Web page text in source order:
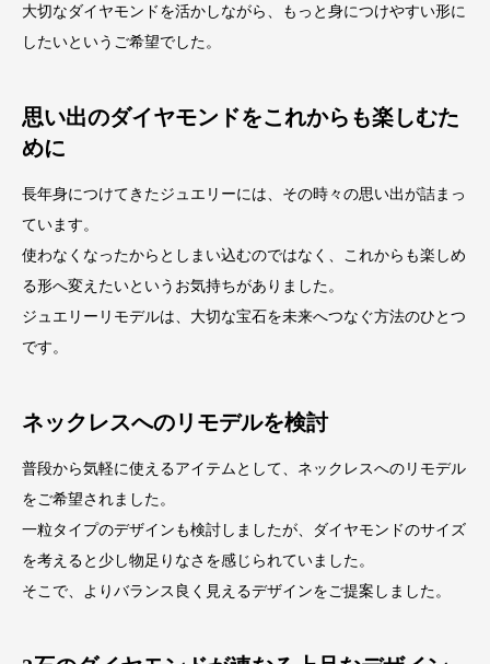
大切なダイヤモンドを活かしながら、もっと身につけやすい形に
したいというご希望でした。
思い出のダイヤモンドをこれからも楽しむた
めに
長年身につけてきたジュエリーには、その時々の思い出が詰まっ
ています。
使わなくなったからとしまい込むのではなく、これからも楽しめ
る形へ変えたいというお気持ちがありました。
ジュエリーリモデルは、大切な宝石を未来へつなぐ方法のひとつ
です。
ネックレスへのリモデルを検討
普段から気軽に使えるアイテムとして、ネックレスへのリモデル
をご希望されました。
一粒タイプのデザインも検討しましたが、ダイヤモンドのサイズ
を考えると少し物足りなさを感じられていました。
そこで、よりバランス良く見えるデザインをご提案しました。